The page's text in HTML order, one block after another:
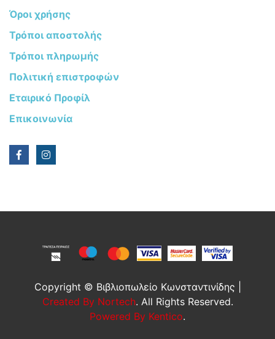
Όροι χρήσης
Τρόποι αποστολής
Τρόποι πληρωμής
Πολιτική επιστροφών
Εταιρικό Προφίλ
Επικοινωνία
Copyright © Βιβλιοπωλείο Κωνσταντινίδης |
Created By Nortech. All Rights Reserved.
Powered By Kentico.